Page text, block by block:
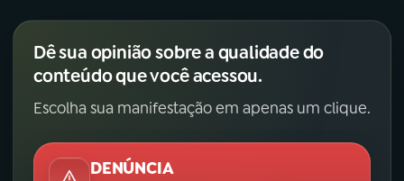
Dê sua opinião sobre a qualidade do
conteúdo que você acessou.
Escolha sua manifestação em apenas um clique.
DENÚNCIA